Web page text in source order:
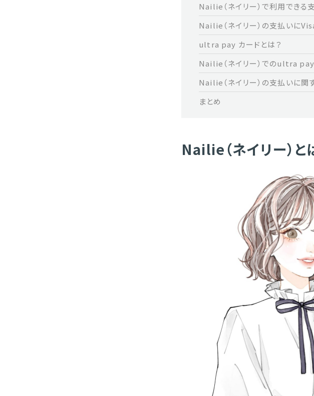
Nailie（ネイリー）で利用できる
Nailie（ネイリー）の支払いに
ultra pay カードとは？
Nailie（ネイリー）でのultra
Nailie（ネイリー）の支払いに関
まとめ
Nailie（ネイリー）と